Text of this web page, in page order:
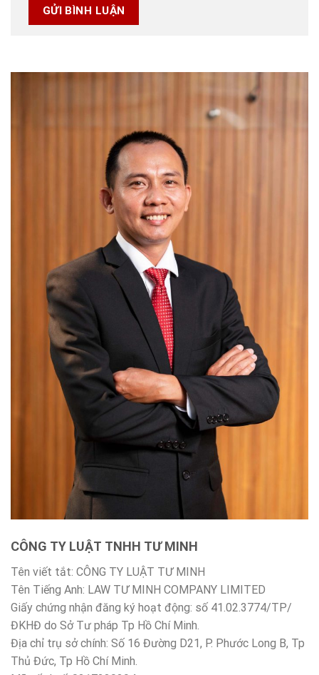
CÔNG TY LUẬT TNHH TƯ MINH
Tên viết tắt: CÔNG TY LUẬT TƯ MINH
Tên Tiếng Anh: LAW TƯ MINH COMPANY LIMITED
Giấy chứng nhận đăng ký hoạt động: số 41.02.3774/TP/
ĐKHĐ do Sở Tư pháp Tp Hồ Chí Minh.
Địa chỉ trụ sở chính: Số 16 Đường D21, P. Phước Long B, Tp
Thủ Đức, Tp Hồ Chí Minh.